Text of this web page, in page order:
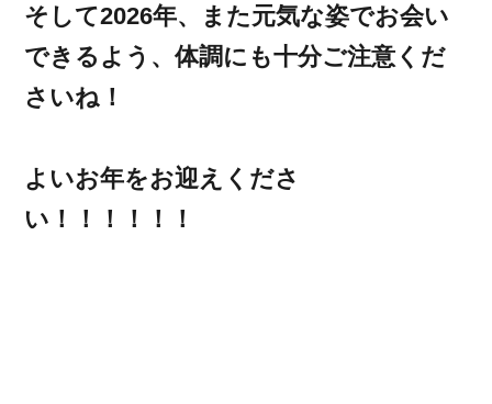
そして2026年、また元気な姿でお会い
できるよう、体調にも十分ご注意くだ
さいね！
よいお年をお迎えくださ
い！！！！！！